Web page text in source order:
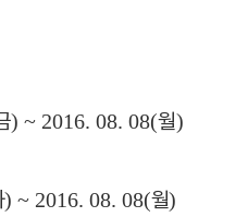
) ~ 2016. 08. 08(월)
) ~ 2016. 08. 08(월)